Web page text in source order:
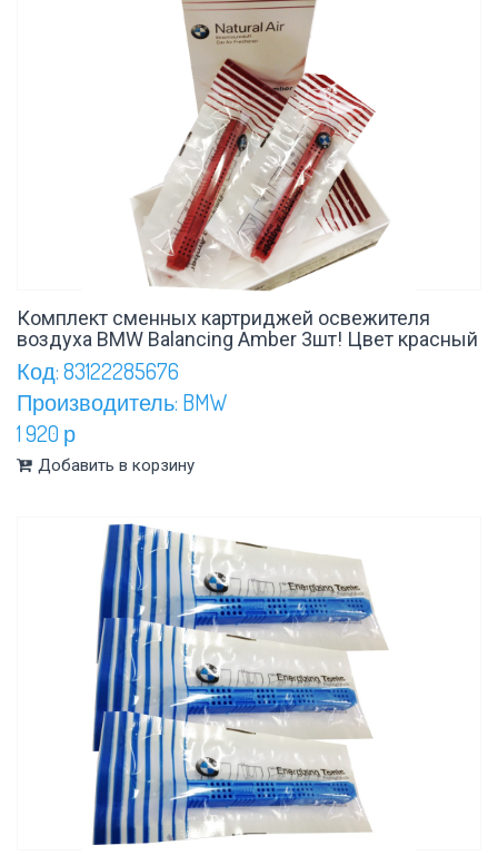
Комплект сменных картриджей освежителя
воздуха BMW Balancing Amber 3шт! Цвет красный
Код: 83122285676
Производитель: BMW
1 920 р
Добавить в корзину